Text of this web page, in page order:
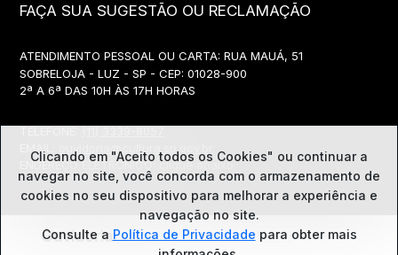
FAÇA SUA SUGESTÃO OU RECLAMAÇÃO
ATENDIMENTO PESSOAL OU CARTA: RUA MAUÁ, 51
SOBRELOJA - LUZ - SP - CEP: 01028-900
2ª A 6ª DAS 10H ÀS 17H HORAS
ENDEREÇO ELETRÔNICO: clique abaixo
Ouvidoria
Clicando em "Aceito todos os Cookies" ou continuar a
navegar no site, você concorda com o armazenamento de
cookies no seu dispositivo para melhorar a experiência e
navegação no site.
Consulte a Política de Privacidade para obter mais